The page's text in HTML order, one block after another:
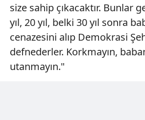
Çerezlere ilişkin tercihlerinizi aşağıda
vasıtasıyla belirleyebilirsiniz. Çerezlere
için Ayarlar butonuna tıklayabilir,
ziyaret edebilirsiniz.
6698 sayılı Kişisel Verilerin Korunması
size sahip çıkacaktır. Bunlar
yıl, 20 yıl, belki 30 yıl sonra
cenazesini alıp Demokrasi
defnederler. Korkmayın,
utanmayın."